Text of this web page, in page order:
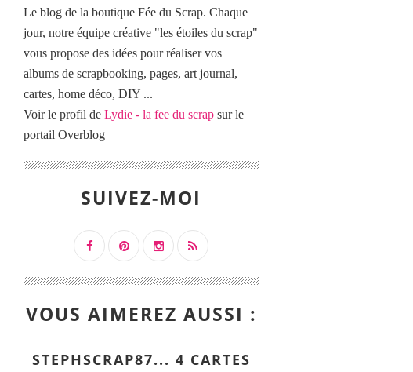
Le blog de la boutique Fée du Scrap. Chaque
jour, notre équipe créative "les étoiles du scrap"
vous propose des idées pour réaliser vos
albums de scrapbooking, pages, art journal,
cartes, home déco, DIY ...
Voir le profil de Lydie - la fee du scrap sur le
portail Overblog
SUIVEZ-MOI
VOUS AIMEREZ AUSSI :
STEPHSCRAP87... 4 CARTES